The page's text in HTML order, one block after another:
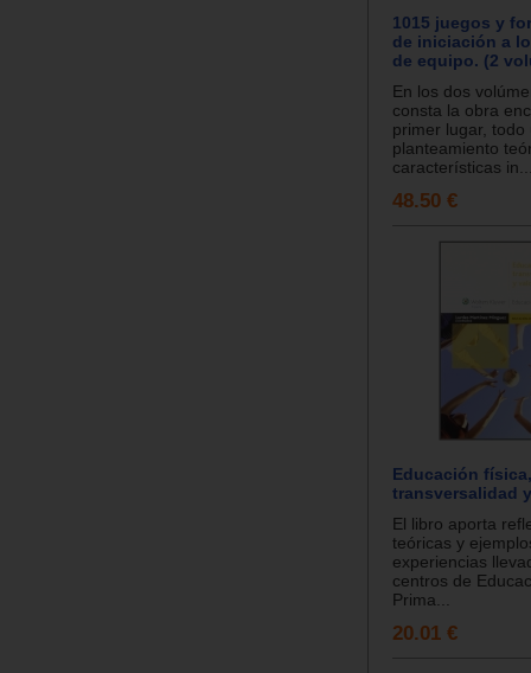
1015 juegos y
de iniciación a
de equipo. (2
En los dos
consta la obra
primer lugar, todo
planteamiento
características
48.50 €
Educación física,
transversalidad
El libro aporta
teóricas y
experiencias
centros de
Prima...
20.01 €